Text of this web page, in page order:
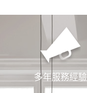
多年服務經驗